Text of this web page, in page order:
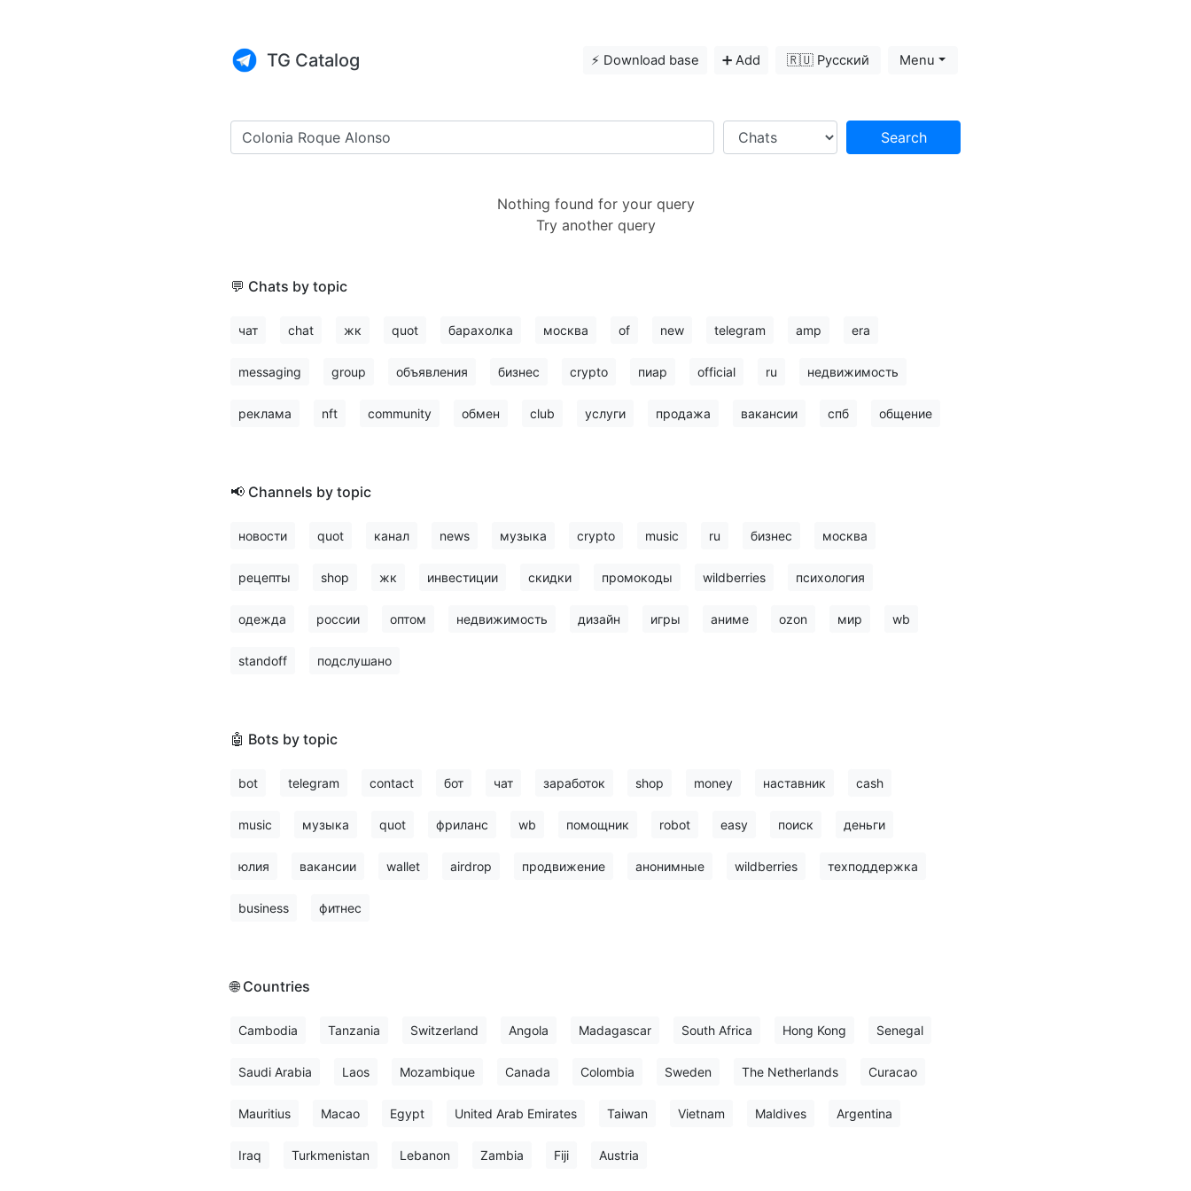
TG Catalog ⚡️ Download base ➕ Add 🇷🇺 Русский Menu
Search
Nothing found for your query
Try another query
💬 Chats by topic
чат chat жк quot барахолка москва of new telegram amp era
messaging group объявления бизнес crypto пиар official ru недвижимость
реклама nft community обмен club услуги продажа вакансии спб общение
📢 Channels by topic
новости quot канал news музыка crypto music ru бизнес москва
рецепты shop жк инвестиции скидки промокоды wildberries психология
одежда россии оптом недвижимость дизайн игры аниме ozon мир wb
standoff подслушано
🤖 Bots by topic
bot telegram contact бот чат заработок shop money наставник cash
music музыка quot фриланс wb помощник robot easy поиск деньги
юлия вакансии wallet airdrop продвижение анонимные wildberries техподдержка
business фитнес
🌐 Countries
Cambodia Tanzania Switzerland Angola Madagascar South Africa Hong Kong Senegal
Saudi Arabia Laos Mozambique Canada Colombia Sweden The Netherlands Curacao
Mauritius Macao Egypt United Arab Emirates Taiwan Vietnam Maldives Argentina
Iraq Turkmenistan Lebanon Zambia Fiji Austria